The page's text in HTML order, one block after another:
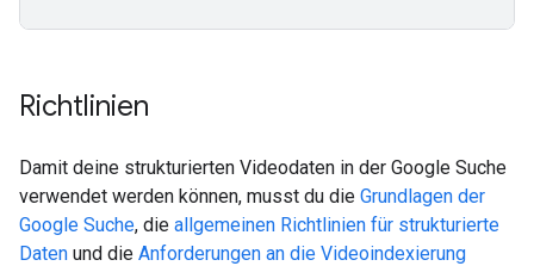
Richtlinien
Damit deine strukturierten Videodaten in der Google Suche
verwendet werden können, musst du die Grundlagen der
Google Suche, die allgemeinen Richtlinien für strukturierte
Daten und die Anforderungen an die Videoindexierung